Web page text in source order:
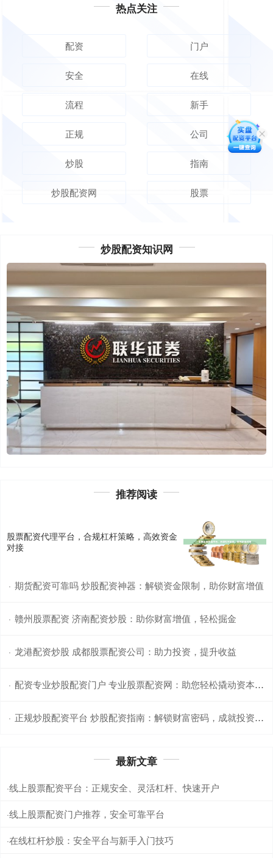
热点关注
配资 门户
安全 在线
流程 新手
正规 公司
炒股 指南
炒股配资网 股票
炒股配资知识网
推荐阅读
股票配资代理平台，合规杠杆策略，高效资金
对接
· 期货配资可靠吗 炒股配资神器：解锁资金限制，助你财富增值
· 赣州股票配资 济南配资炒股：助你财富增值，轻松掘金
· 龙港配资炒股 成都股票配资公司：助力投资，提升收益
· 配资专业炒股配资门户 专业股票配资网：助您轻松撬动资本杠杆
· 正规炒股配资平台 炒股配资指南：解锁财富密码，成就投资梦想
最新文章
·线上股票配资平台：正规安全、灵活杠杆、快速开户
·线上股票配资门户推荐，安全可靠平台
·在线杠杆炒股：安全平台与新手入门技巧